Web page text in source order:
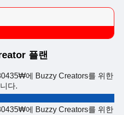
플랜
에 Buzzy Creators를 위한
다.
에 Buzzy Creators를 위한